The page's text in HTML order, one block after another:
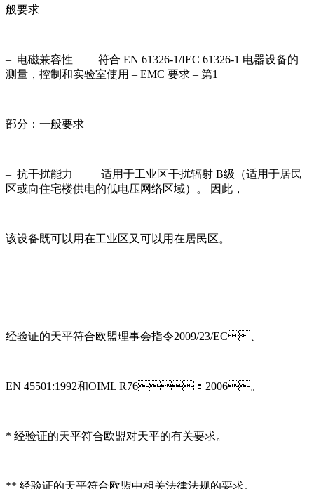
般要求
– 电磁兼容性 符合 EN 61326-1/IEC 61326-1 电器设备的
测量，控制和实验室使用 – EMC 要求 – 第1
部分：一般要求
– 抗干扰能力 适用于工业区干扰辐射 B级（适用于居民
区或向住宅楼供电的低电压网络区域）。 因此，
该设备既可以用在工业区又可以用在居民区。
经验证的天平符合欧盟理事会指令2009/23/EC、
EN 45501:1992和OIML R76：2006。
* 经验证的天平符合欧盟对天平的有关要求。
** 经验证的天平符合欧盟中相关法律法规的要求。